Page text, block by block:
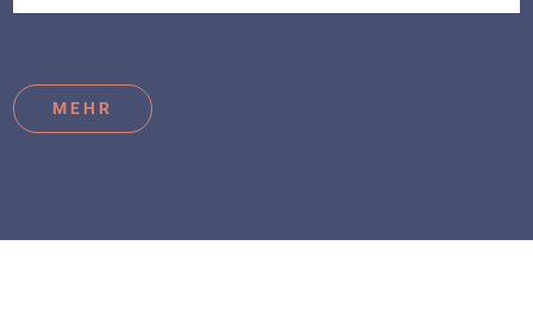
MEHR